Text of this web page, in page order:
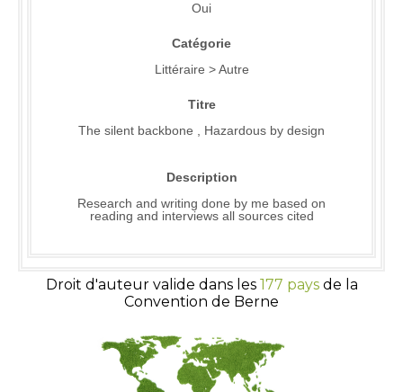
Oui
Catégorie
Littéraire > Autre
Titre
The silent backbone , Hazardous by design
Description
Research and writing done by me based on
reading and interviews all sources cited
Droit d'auteur valide dans les 177 paysde la
Convention de Berne